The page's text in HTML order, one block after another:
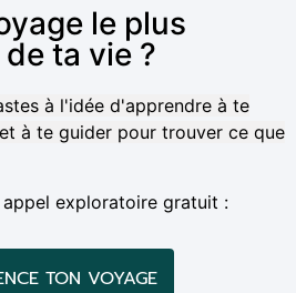
le plus
ta vie ?
à l'idée d'apprendre à te
à te guider pour trouver ce que
exploratoire gratuit :
TON VOYAGE